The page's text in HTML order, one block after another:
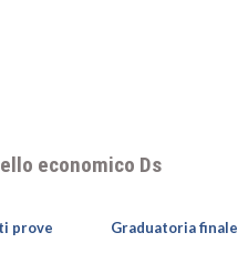
economico Ds
prove Graduatoria finale